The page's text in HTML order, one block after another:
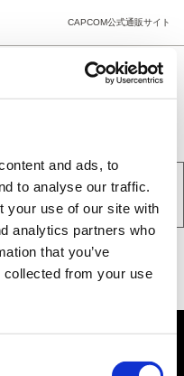
and ads, to
to analyse our traffic.
your use of our site with
analytics partners who
that you’ve
collected from your use
CAPCOM公式通販サイト
ん。
続ける」 をクリックしてく